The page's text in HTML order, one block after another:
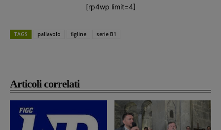
Articoli correlati
[rp4wp limit=4]
TAGS pallavolo figline serie B1